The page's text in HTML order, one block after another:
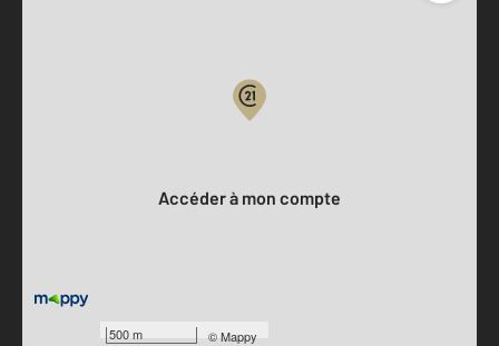
500 m ©Mappy
Accéder à mon compte